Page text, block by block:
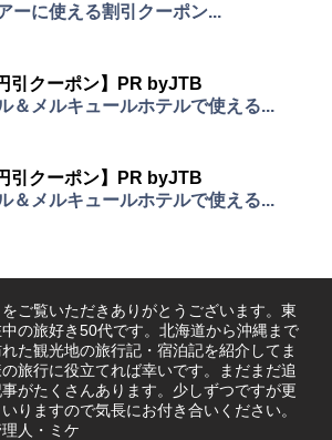
ーに使える割引クーポン...
引クーポン】PR byJTB
＆メルキュールホテルで使える...
引クーポン】PR byJTB
＆メルキュールホテルで使える...
ご覧いただきありがとうございます。東
の旅好き50代です。北海道から沖縄まで
た観光地の旅行記・宿泊記を紹介してま
旅行に役立てれば幸いです。まだまだ追
がたくさんあります。少しずつですが更
りますので気長にお付き合いください。
人・ミケ